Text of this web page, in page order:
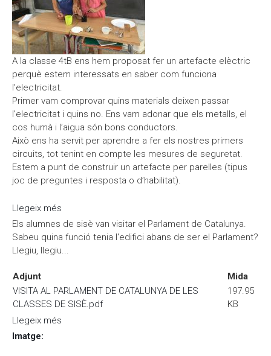
A la classe 4tB ens hem proposat fer un artefacte elèctric
perquè estem interessats en saber com funciona
l'electricitat.
Primer vam comprovar quins materials deixen passar
l’electricitat i quins no. Ens vam adonar que els metalls, el
cos humà i l’aigua són bons conductors.
Això ens ha servit per aprendre a fer els nostres primers
circuits, tot tenint en compte les mesures de seguretat.
Estem a punt de construir un artefacte per parelles (tipus
joc de preguntes i resposta o d’habilitat).
Llegeix més
Laboratori
Els alumnes de sisè van visitar el Parlament de Catalunya.
Sabeu quina funció tenia l'edifici abans de ser el Parlament?
Llegiu, llegiu...
Adjunt
Mida
VISITA AL PARLAMENT DE CATALUNYA DE LES
CLASSES DE SISÈ.pdf
197.95
KB
Llegeix més
Imatge: